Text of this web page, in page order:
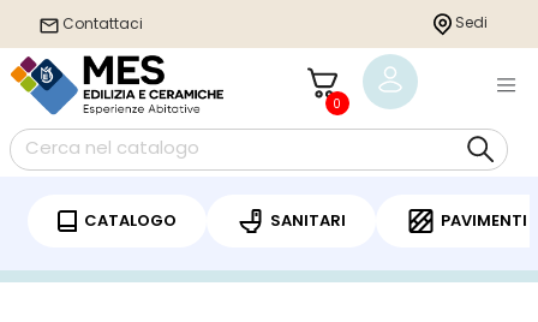
Contattaci Sedi
0
CATALOGO SANITARI PAVIMENTI
/Rubinetteria/Bagno Miscelatore doccia / Miscelatore Doccia Fima